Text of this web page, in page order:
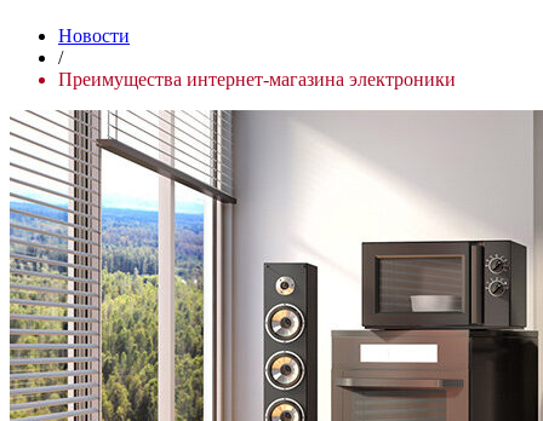
Новости
/
Преимущества интернет-магазина электроники